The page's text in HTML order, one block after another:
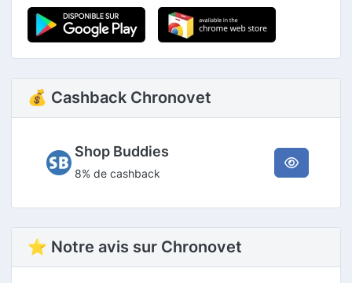
💰 Cashback Chronovet
Shop Buddies
8% de cashback
⭐ Notre avis sur Chronovet